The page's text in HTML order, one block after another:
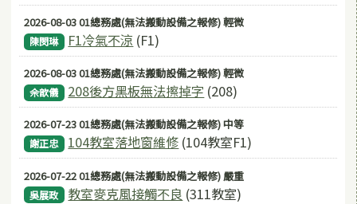
2026-08-03 01總務處(無法搬動設備之報修) 輕微
陳閔琳 F1冷氣不涼 (F1)
2026-08-03 01總務處(無法搬動設備之報修) 輕微
佘歆儀 208後方黑板無法擦掉字 (208)
2026-07-23 01總務處(無法搬動設備之報修) 中等
謝正忠 104教室落地窗維修 (104教室F1)
2026-07-22 01總務處(無法搬動設備之報修) 嚴重
吳展政 教室麥克風接觸不良 (311教室)